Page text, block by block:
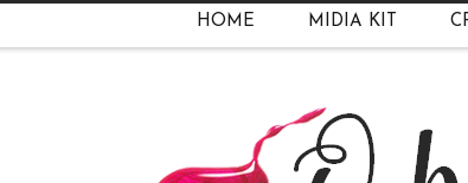
HOME MIDIA KIT